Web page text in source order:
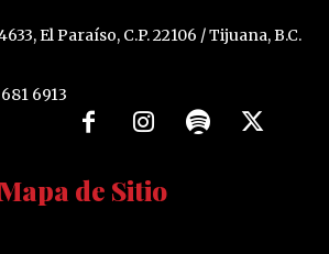
El Paraíso, C.P. 22106 / Tijuana, B.C.
6913
de Sitio